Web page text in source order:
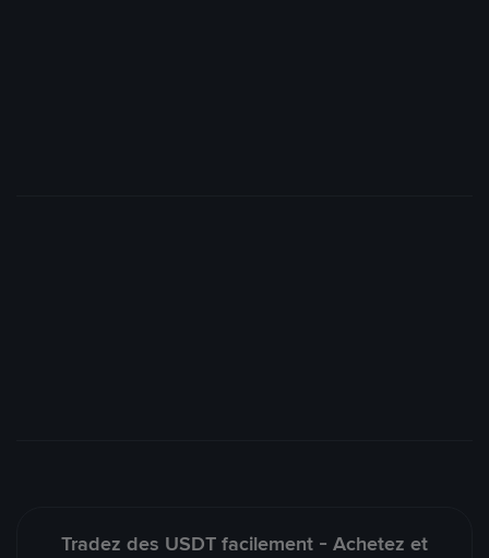
Tradez des USDT facilement - Achetez et